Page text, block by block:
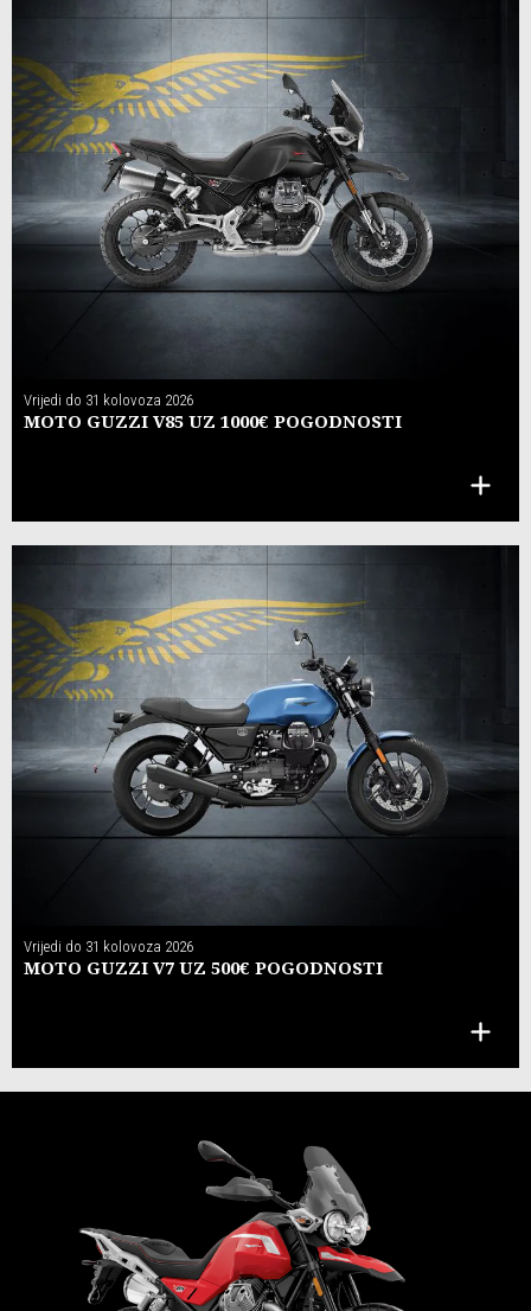
Vrijedi do 31 kolovoza 2026
MOTO GUZZI V85 UZ 1000€ POGODNOSTI
Vrijedi do 31 kolovoza 2026
MOTO GUZZI V7 UZ 500€ POGODNOSTI